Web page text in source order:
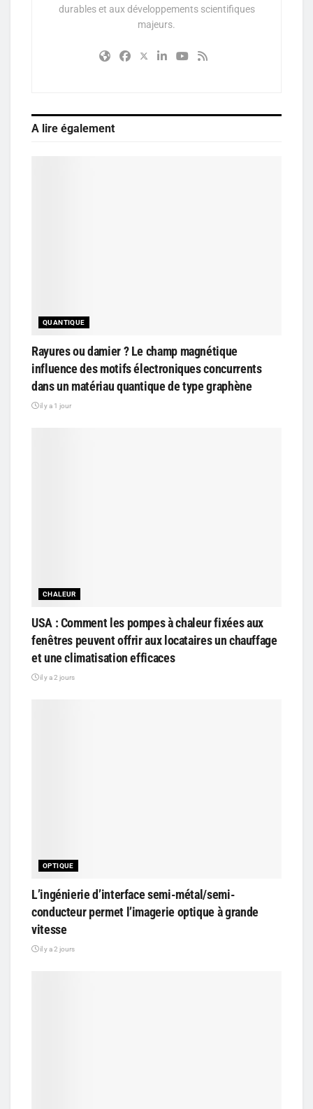
durables et aux développements scientifiques
majeurs.
A lire également
QUANTIQUE
Rayures ou damier ? Le champ magnétique
influence des motifs électroniques concurrents
dans un matériau quantique de type graphène
il y a 1 jour
CHALEUR
USA : Comment les pompes à chaleur fixées aux
fenêtres peuvent offrir aux locataires un chauffage
et une climatisation efficaces
il y a 2 jours
OPTIQUE
L’ingénierie d’interface semi-métal/semi-
conducteur permet l’imagerie optique à grande
vitesse
il y a 2 jours